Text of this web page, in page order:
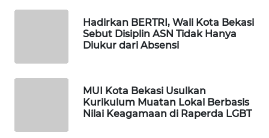
Hadirkan BERTRI, Wali Kota Bekasi
Sebut Disiplin ASN Tidak Hanya
Diukur dari Absensi
MUI Kota Bekasi Usulkan
Kurikulum Muatan Lokal Berbasis
Nilai Keagamaan di Raperda LGBT
WAHANA
HEALTH